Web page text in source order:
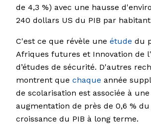
de 4,3 %) avec une hausse
240 dollars US du PIB par
C'est ce que révèle une étude du
Afriques futures et Innovation de
d’études de sécurité. D'autres
montrent que chaque année
de scolarisation est associée à une
augmentation de près de 0,6 %
croissance du PIB à long terme.